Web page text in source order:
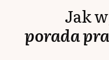
Jak
porada